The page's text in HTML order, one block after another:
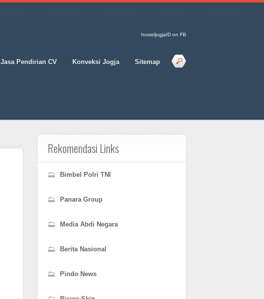
hosteljogjaID on FB
Jasa Pendirian CV Konveksi Jogja Sitemap
Rekomendasi Links
Bimbel Polri TNI
Panara Group
Media Abdi Negara
Berita Nasional
Pindo News